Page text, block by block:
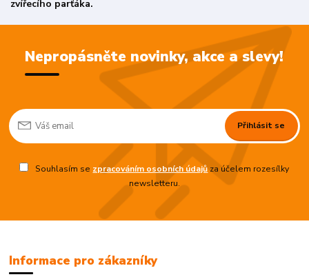
zvířecího parťáka.
Nepropásněte novinky, akce a slevy!
Přihlásit se
Souhlasím se zpracováním osobních údajůza účelem rozesílky
newsletteru.
Informace pro zákazníky